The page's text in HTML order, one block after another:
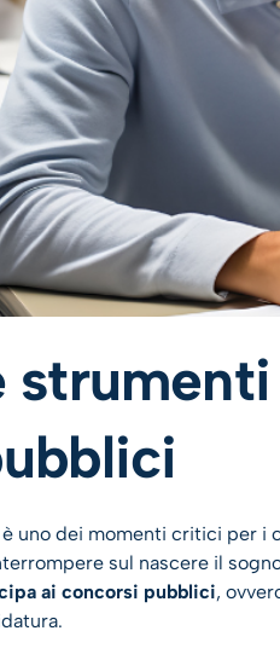
uno dei momenti critici per i
sul nascere il
ai concorsi pubblici,